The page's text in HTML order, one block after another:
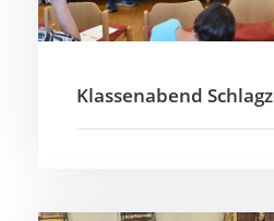
Klassenabend